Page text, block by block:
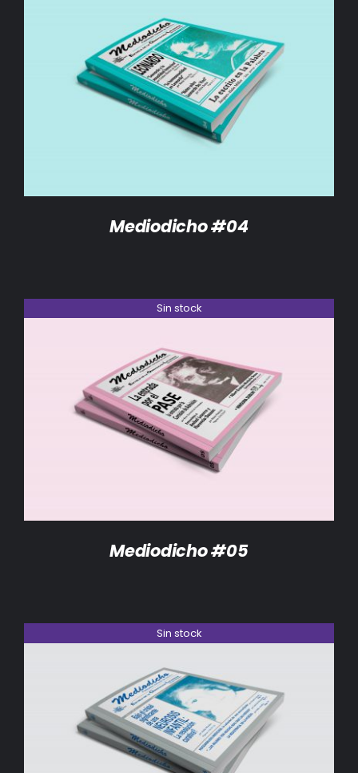
DETALLES
Mediodicho #04
Sin stock
DETALLES
Mediodicho #05
Sin stock
DETALLES